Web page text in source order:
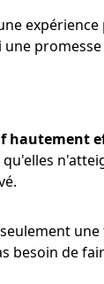
hautement
besoin de